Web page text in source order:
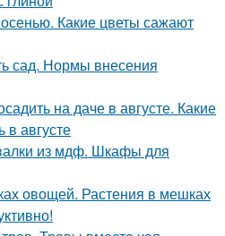
Какие цветы сажают
сад. Нормы внесения
на даче в августе. Какие
в августе
из мдф. Шкафы для
овощей. Растения в мешках